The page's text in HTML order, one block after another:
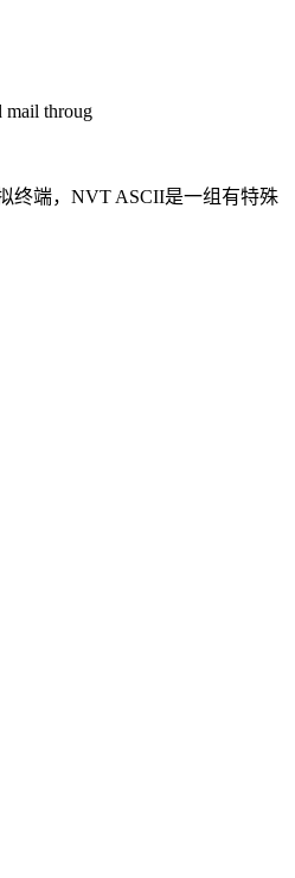
mail throug
终端，NVT ASCII是一组有特殊